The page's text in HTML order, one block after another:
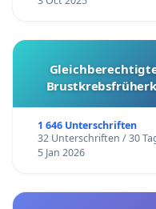
1 646 Unterschriften
32 Unterschriften / 30
5 Jan 2026